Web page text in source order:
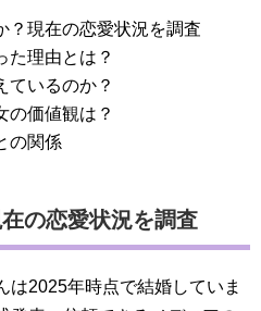
？現在の恋愛状況を調査
た理由とは？
ているのか？
の価値観は？
の関係
の恋愛状況を調査
は2025年時点で結婚していま